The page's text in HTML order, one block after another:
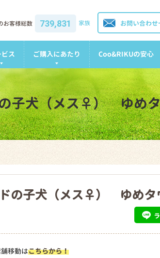
お問い合わせ
お客様総数 739,831 家族
ス ご購入にあたり Coo&RIKUの安心
子犬（メス♀） ゆめ
の子犬（メス♀） ゆめタ
移動はこちらから！